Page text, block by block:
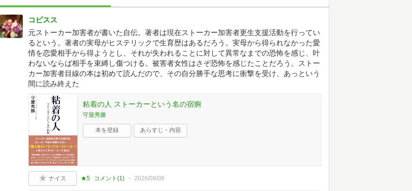
コピスス
元ストーカー加害者が書いた自伝。著者は現在ストーカー加害者更生支援活動を行ってい
るという。著者の実母がヒステリックで生育歴はあるだろう。実母から得られなかった愛
情を恋愛相手から得ようとし、それが失われることに対して異常なまでの恐怖を感じ、叶
わないならば相手を束縛し傷つける。被害者女性はさぞ恐怖を感じたことだろう。ストー
カー加害者目線の本は初めて読んだので、その自分勝手な思考に衝撃を受け、あっという
間に読み終えた
粘着の人 ストーカーという名の宿痾
守屋秀勝
本を登録 あらすじ・内容
ナイス ★5 コメント(1) 2026/08/08